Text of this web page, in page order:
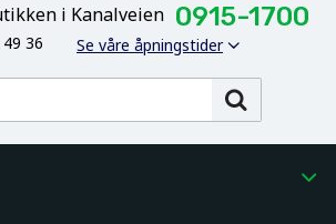
i Kanalveien 0915-1700
36 Se våre åpningstider